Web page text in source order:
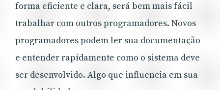
forma eficiente e clara, será bem mais fácil
trabalhar com outros programadores. Novos
programadores podem ler sua documentação
e entender rapidamente como o sistema deve
ser desenvolvido. Algo que influencia em sua